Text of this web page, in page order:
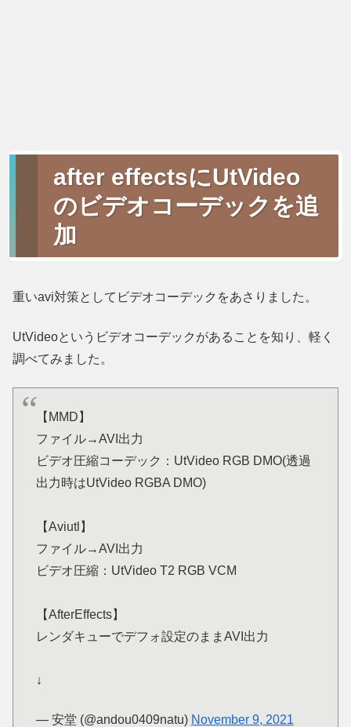
after effectsにUtVideo
のビデオコーデックを追
加
重いavi対策としてビデオコーデックをあさりました。
UtVideoというビデオコーデックがあることを知り、軽く
調べてみました。
【MMD】
ファイル→AVI出力
ビデオ圧縮コーデック：UtVideo RGB DMO(透過
出力時はUtVideo RGBA DMO)
【Aviutl】
ファイル→AVI出力
ビデオ圧縮：UtVideo T2 RGB VCM
【AfterEffects】
レンダキューでデフォ設定のままAVI出力
↓
— 安堂 (@andou0409natu) November 9, 2021